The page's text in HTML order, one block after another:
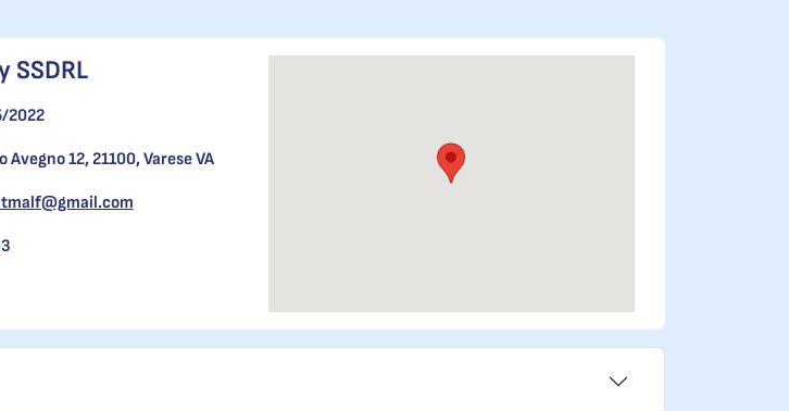
SSDRL
2022
Avegno 12, 21100, Varese VA